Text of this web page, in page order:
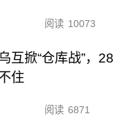
阅读 10073
互掀“仓库战”，28
住
阅读 6871